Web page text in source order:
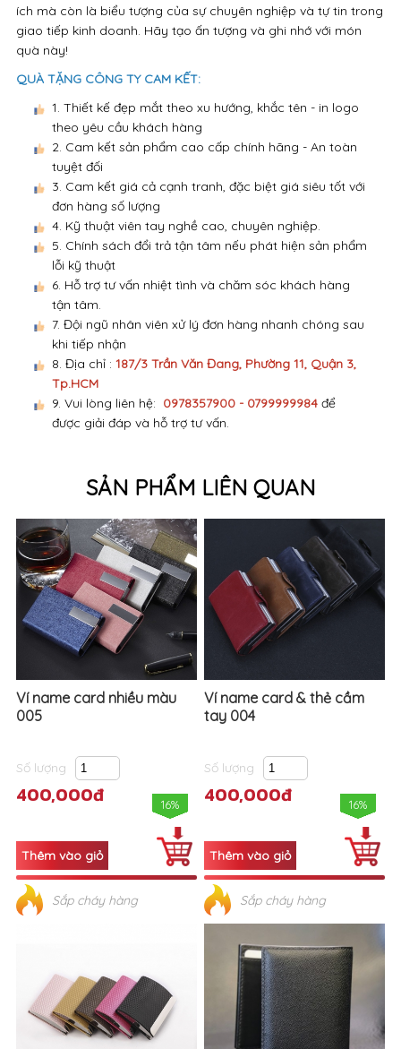
ích mà còn là biểu tượng của sự chuyên nghiệp và tự tin trong
giao tiếp kinh doanh. Hãy tạo ấn tượng và ghi nhớ với món
quà này!
QUÀ TẶNG CÔNG TY CAM KẾT:
1. Thiết kế đẹp mắt theo xu hướng, khắc tên - in logo
theo yêu cầu khách hàng
2. Cam kết sản phẩm cao cấp chính hãng - An toàn
tuyệt đối
3. Cam kết giá cả cạnh tranh, đặc biệt giá siêu tốt với
đơn hàng số lượng
4. Kỹ thuật viên tay nghề cao, chuyên nghiệp.
5. Chính sách đổi trả tận tâm nếu phát hiện sản phẩm
lỗi kỹ thuật
6. Hỗ trợ tư vấn nhiệt tình và chăm sóc khách hàng
tận tâm.
7. Đội ngũ nhân viên xử lý đơn hàng nhanh chóng sau
khi tiếp nhận
8. Địa chỉ : 187/3 Trần Văn Đang, Phường 11, Quận 3,
Tp.HCM
9. Vui lòng liên hệ: 0978357900 - 0799999984 để
được giải đáp và hỗ trợ tư vấn.
SẢN PHẨM LIÊN QUAN
Ví name card nhiều màu
005
Số lượng
400,000đ 16%
Sắp cháy hàng
Ví name card & thẻ cầm
tay 004
Số lượng
400,000đ 16%
Sắp cháy hàng